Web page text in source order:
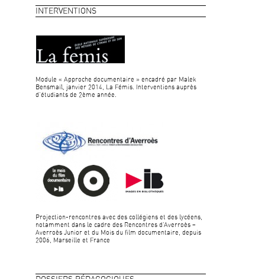
INTERVENTIONS
Module « Approche documentaire » encadré par Malek
Bensmaïl, janvier 2014, La Fémis. Interventions auprès
d’étudiants de 2ème année.
Projection-rencontres avec des collégiens et des lycéens,
notamment dans le cadre des Rencontres d’Averroès –
Averroès Junior et du Mois du film documentaire, depuis
2006, Marseille et France